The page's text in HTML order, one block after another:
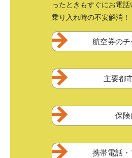
ったときもすぐにお電
乗り入れ時の不安解消！
航空券のチ
主要都
保険
携帯電話